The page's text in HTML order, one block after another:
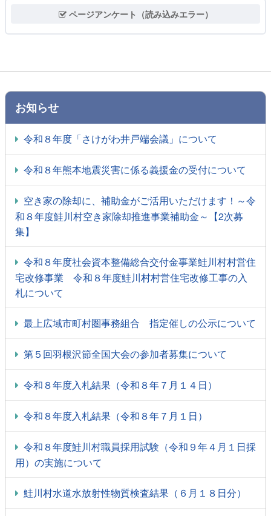
ページアンケート（読み込みエラー）
お知らせ
令和８年度「さけがわ井戸端会議」について
令和８年熊本地震災害に係る義援金の受付について
空き家の除却に、補助金がご活用いただけます！～令
和８年度鮭川村空き家除却推進事業補助金～【2次募
集】
令和８年度社会資本整備総合交付金事業鮭川村村営住
宅改修事業 令和８年度鮭川村村営住宅改修工事の入
札について
最上広域市町村圏事務組合 指定催しの公示について
第５回羽根沢節全国大会の参加者募集について
令和８年度入札結果（令和８年７月１４日）
令和８年度入札結果（令和８年７月１日）
令和８年度鮭川村職員採用試験（令和９年４月１日採
用）の実施について
鮭川村水道水放射性物質検査結果（６月１８日分）